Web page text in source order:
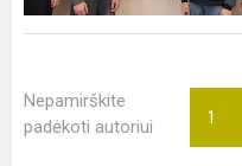
Nepamirškite
padėkoti autoriui
1